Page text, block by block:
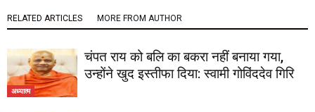
RELATED ARTICLES MORE FROM AUTHOR
अध्यात्म
चंपत राय को बलि का बकरा नहीं बनाया गया,
उन्होंने खुद इस्तीफा दिया: स्वामी गोविंददेव गिरि